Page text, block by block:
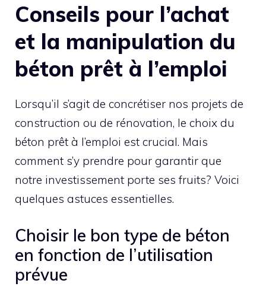
Conseils pour l’achat
et la manipulation du
béton prêt à l’emploi
Lorsqu’il s’agit de concrétiser nos projets de
construction ou de rénovation, le choix du
béton prêt à l’emploi est crucial. Mais
comment s’y prendre pour garantir que
notre investissement porte ses fruits? Voici
quelques astuces essentielles.
Choisir le bon type de béton
en fonction de l’utilisation
prévue